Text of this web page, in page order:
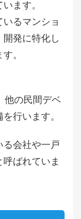
ます。
るマンショ
発に特化し
。
他の民間デベ
行います。
る会社や一戸
ばれていま